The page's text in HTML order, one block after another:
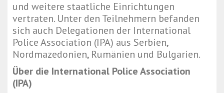
und weitere staatliche Einrichtungen
vertraten. Unter den Teilnehmern befanden
sich auch Delegationen der International
Police Association (IPA) aus Serbien,
Nordmazedonien, Rumänien und Bulgarien.
Über die International Police Association
(IPA)